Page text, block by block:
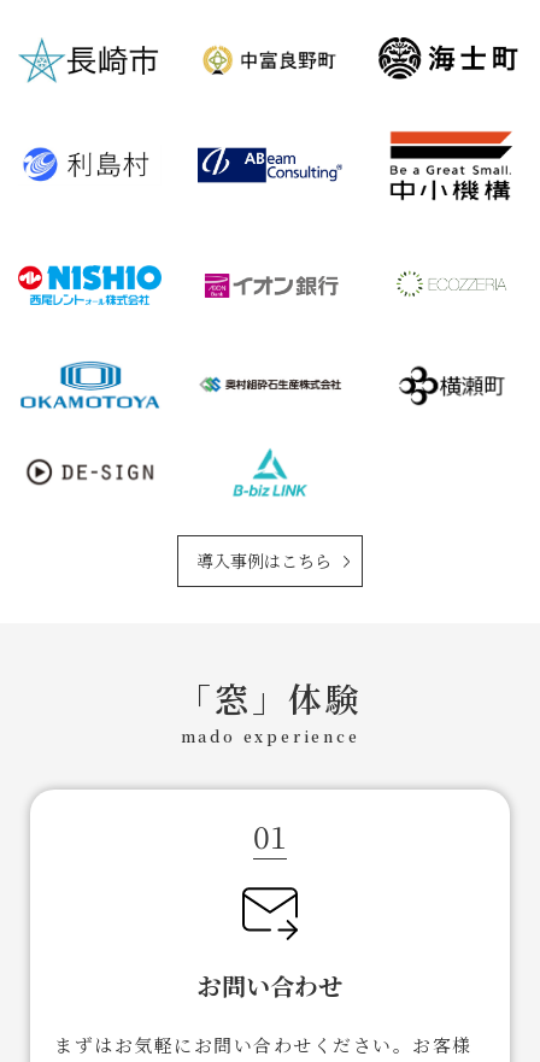
導入事例はこちら
「窓」体験
mado experience
01
お問い合わせ
まずはお気軽にお問い合わせください。お客様